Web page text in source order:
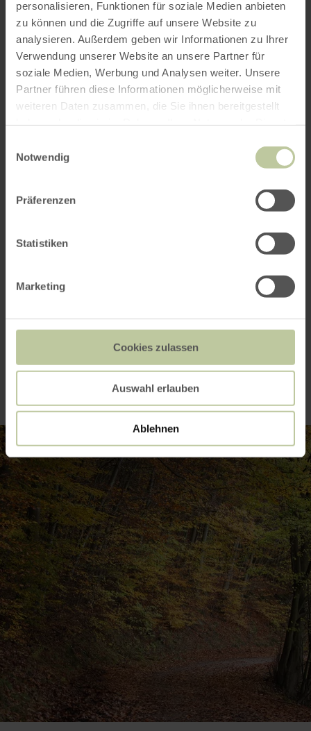
personalisieren, Funktionen für soziale Medien anbieten
zu können und die Zugriffe auf unsere Website zu
analysieren. Außerdem geben wir Informationen zu Ihrer
Verwendung unserer Website an unsere Partner für
soziale Medien, Werbung und Analysen weiter. Unsere
Partner führen diese Informationen möglicherweise mit
weiteren Daten zusammen, die Sie ihnen bereitgestellt
Notwendig
Präferenzen
Statistiken
Marketing
Cookies zulassen
Auswahl erlauben
Ablehnen
Ranger thema tour: Avondstemming in het bos
Als het stil wordt in het bos, kun je met een
beetje geluk brullende herten horen bronzen op
deze gemakkelijke wandeling. Geschikt voor
Duur: 3-4 uur
Trefpunt: parkeerplaats klooster Mariawald
Tel.: 02444. 9510 0
Impressies